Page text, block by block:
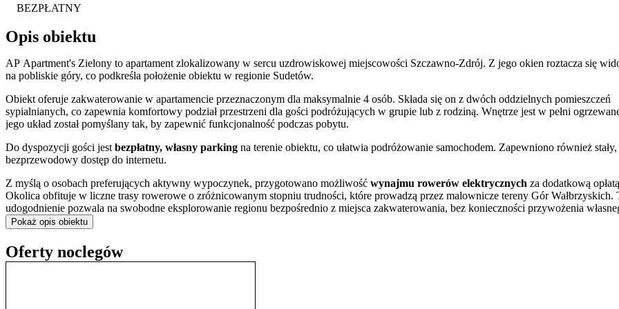
BEZPŁATNY
Opis obiektu
AP Apartment's Zielony to apartament zlokalizowany w sercu uzdrowiskowej miejscowości Szczawno-Zdrój. Z jego okien roztacza się
na pobliskie góry, co podkreśla położenie obiektu w regionie Sudetów.
Obiekt oferuje zakwaterowanie w apartamencie przeznaczonym dla maksymalnie 4 osób. Składa się on z dwóch oddzielnych pomieszczeń
sypialnianych, co zapewnia komfortowy podział przestrzeni dla gości podróżujących w grupie lub z rodziną. Wnętrze jest w pełni
jego układ został pomyślany tak, by zapewnić funkcjonalność podczas pobytu.
Do dyspozycji gości jest bezpłatny, własny parking na terenie obiektu, co ułatwia podróżowanie samochodem. Zapewniono również stały,
bezprzewodowy dostęp do internetu.
Z myślą o osobach preferujących aktywny wypoczynek, przygotowano możliwość wynajmu rowerów elektrycznych za dodatkową
Okolica obfituje w liczne trasy rowerowe o zróżnicowanym stopniu trudności, które prowadzą przez malownicze tereny Gór Wałbrzyskich.
udogodnienie pozwala na swobodne eksplorowanie regionu bezpośrednio z miejsca zakwaterowania, bez konieczności przywożenia
sprzętu.
Dla rodzin podróżujących z małymi dziećmi przewidziano opcję skorzystania z
rozpoczyna się o godzinie 15:00 i trwa do 11:00 dnia następnego, a zameldowanie jest możliwe aż do północy.
Pokaż opis obiektu
Oferty noclegów